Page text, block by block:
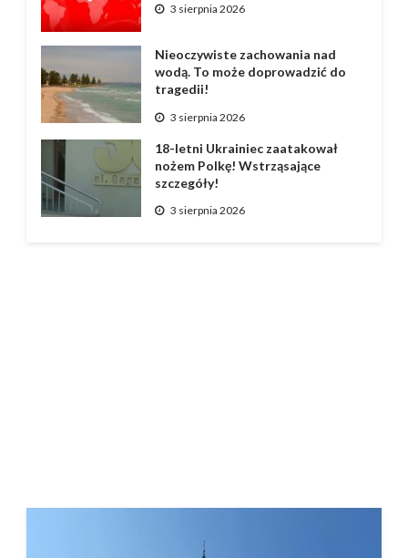
3 sierpnia 2026
Nieoczywiste zachowania nad
wodą. To może doprowadzić do
tragedii!
3 sierpnia 2026
18-letni Ukrainiec zaatakował
nożem Polkę! Wstrząsające
szczegóły!
3 sierpnia 2026